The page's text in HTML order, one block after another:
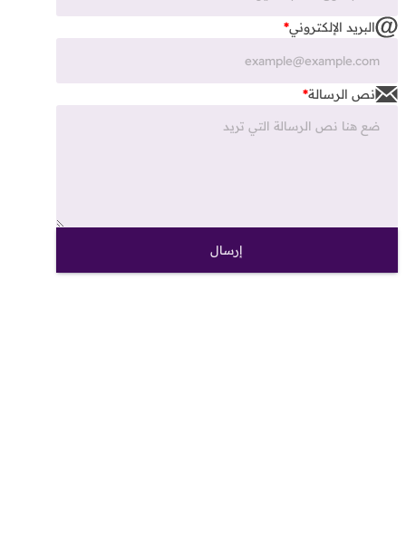
البريد الإلكتروني*
نص الرسالة*